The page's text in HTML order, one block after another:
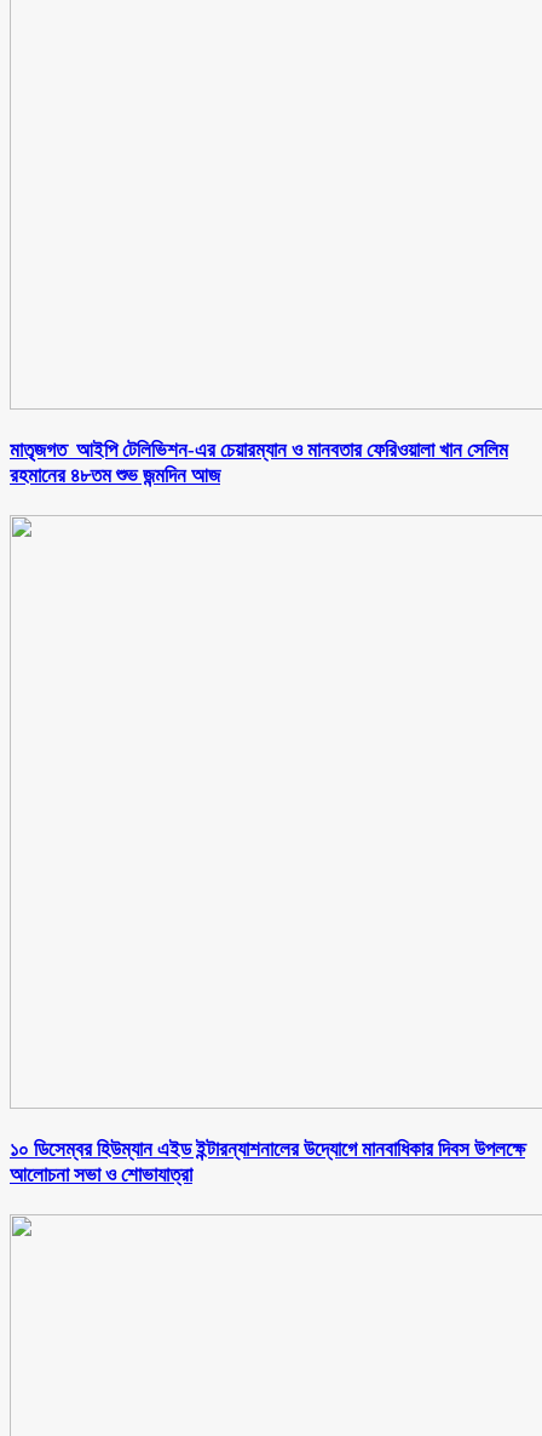
মাতৃজগত আইপি টেলিভিশন-এর চেয়ারম্যান ও মানবতার ফেরিওয়ালা খান সেলিম
রহমানের ৪৮তম শুভ জন্মদিন আজ
১০ ডিসেম্বর হিউম্যান এইড ইন্টারন্যাশনালের উদ্যোগে মানবাধিকার দিবস উপলক্ষে
আলোচনা সভা ও শোভাযাত্রা